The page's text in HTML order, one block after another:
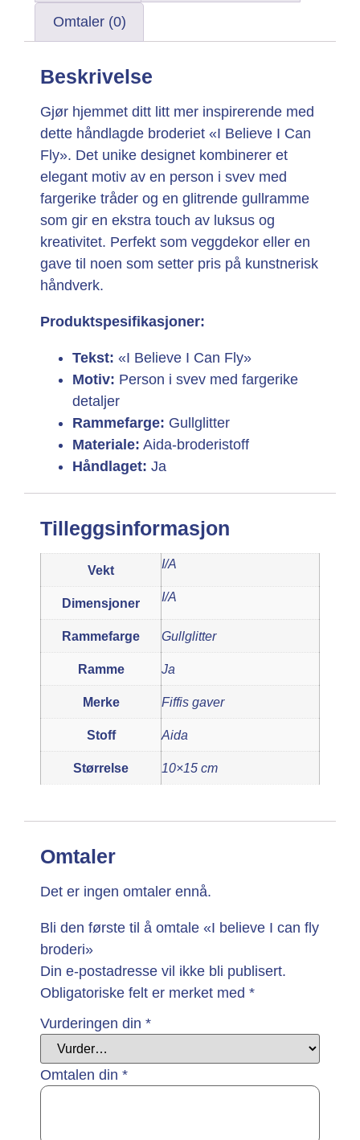
Omtaler (0)
Beskrivelse
Gjør hjemmet ditt litt mer inspirerende med
dette håndlagde broderiet «I Believe I Can
Fly». Det unike designet kombinerer et
elegant motiv av en person i svev med
fargerike tråder og en glitrende gullramme
som gir en ekstra touch av luksus og
kreativitet. Perfekt som veggdekor eller en
gave til noen som setter pris på kunstnerisk
håndverk.
Produktspesifikasjoner:
Tekst: «I Believe I Can Fly»
Motiv: Person i svev med fargerike
detaljer
Rammefarge: Gullglitter
Materiale: Aida-broderistoff
Håndlaget: Ja
Tilleggsinformasjon
Vekt I/A
Dimensjoner I/A
Rammefarge Gullglitter
Ramme Ja
Merke Fiffis gaver
Stoff Aida
Størrelse 10×15 cm
Omtaler
Det er ingen omtaler ennå.
Bli den første til å omtale «I believe I can fly
broderi»
Din e-postadresse vil ikke bli publisert.
Obligatoriske felt er merket med *
Vurderingen din *
Omtalen din *